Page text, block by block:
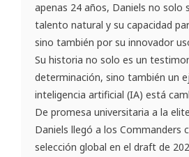
apenas 24 años, Daniels no solo
talento natural y su capacidad
sino también por su innovador
Su historia no solo es un
determinación, sino también un
inteligencia artificial (IA) está
De promesa universitaria a la
Daniels llegó a los Commanders
selección global en el draft de